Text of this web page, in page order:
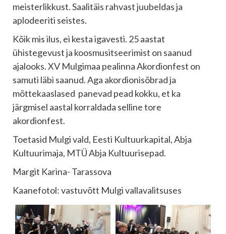
meisterlikkust. Saalitäis rahvast juubeldas ja
aplodeeriti seistes.
Kõik mis ilus, ei kesta igavesti. 25 aastat
ühistegevust ja koosmusitseerimist on saanud
ajalooks. XV Mulgimaa pealinna Akordionfest on
samuti läbi saanud. Aga akordionisõbrad ja
mõttekaaslased panevad pead kokku, et ka
järgmisel aastal korraldada selline tore
akordionfest.
Toetasid Mulgi vald, Eesti Kultuurkapital, Abja
Kultuurimaja, MTÜ Abja Kultuurisepad.
Margit Karina- Tarassova
Kaanefotol: vastuvõtt Mulgi vallavalitsuses